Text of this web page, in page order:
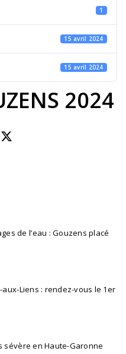
1
15 avril 2024
15 avril 2024
2024
de l’eau : Gouzens placé
Liens : rendez-vous le 1er
sévère en Haute-Garonne